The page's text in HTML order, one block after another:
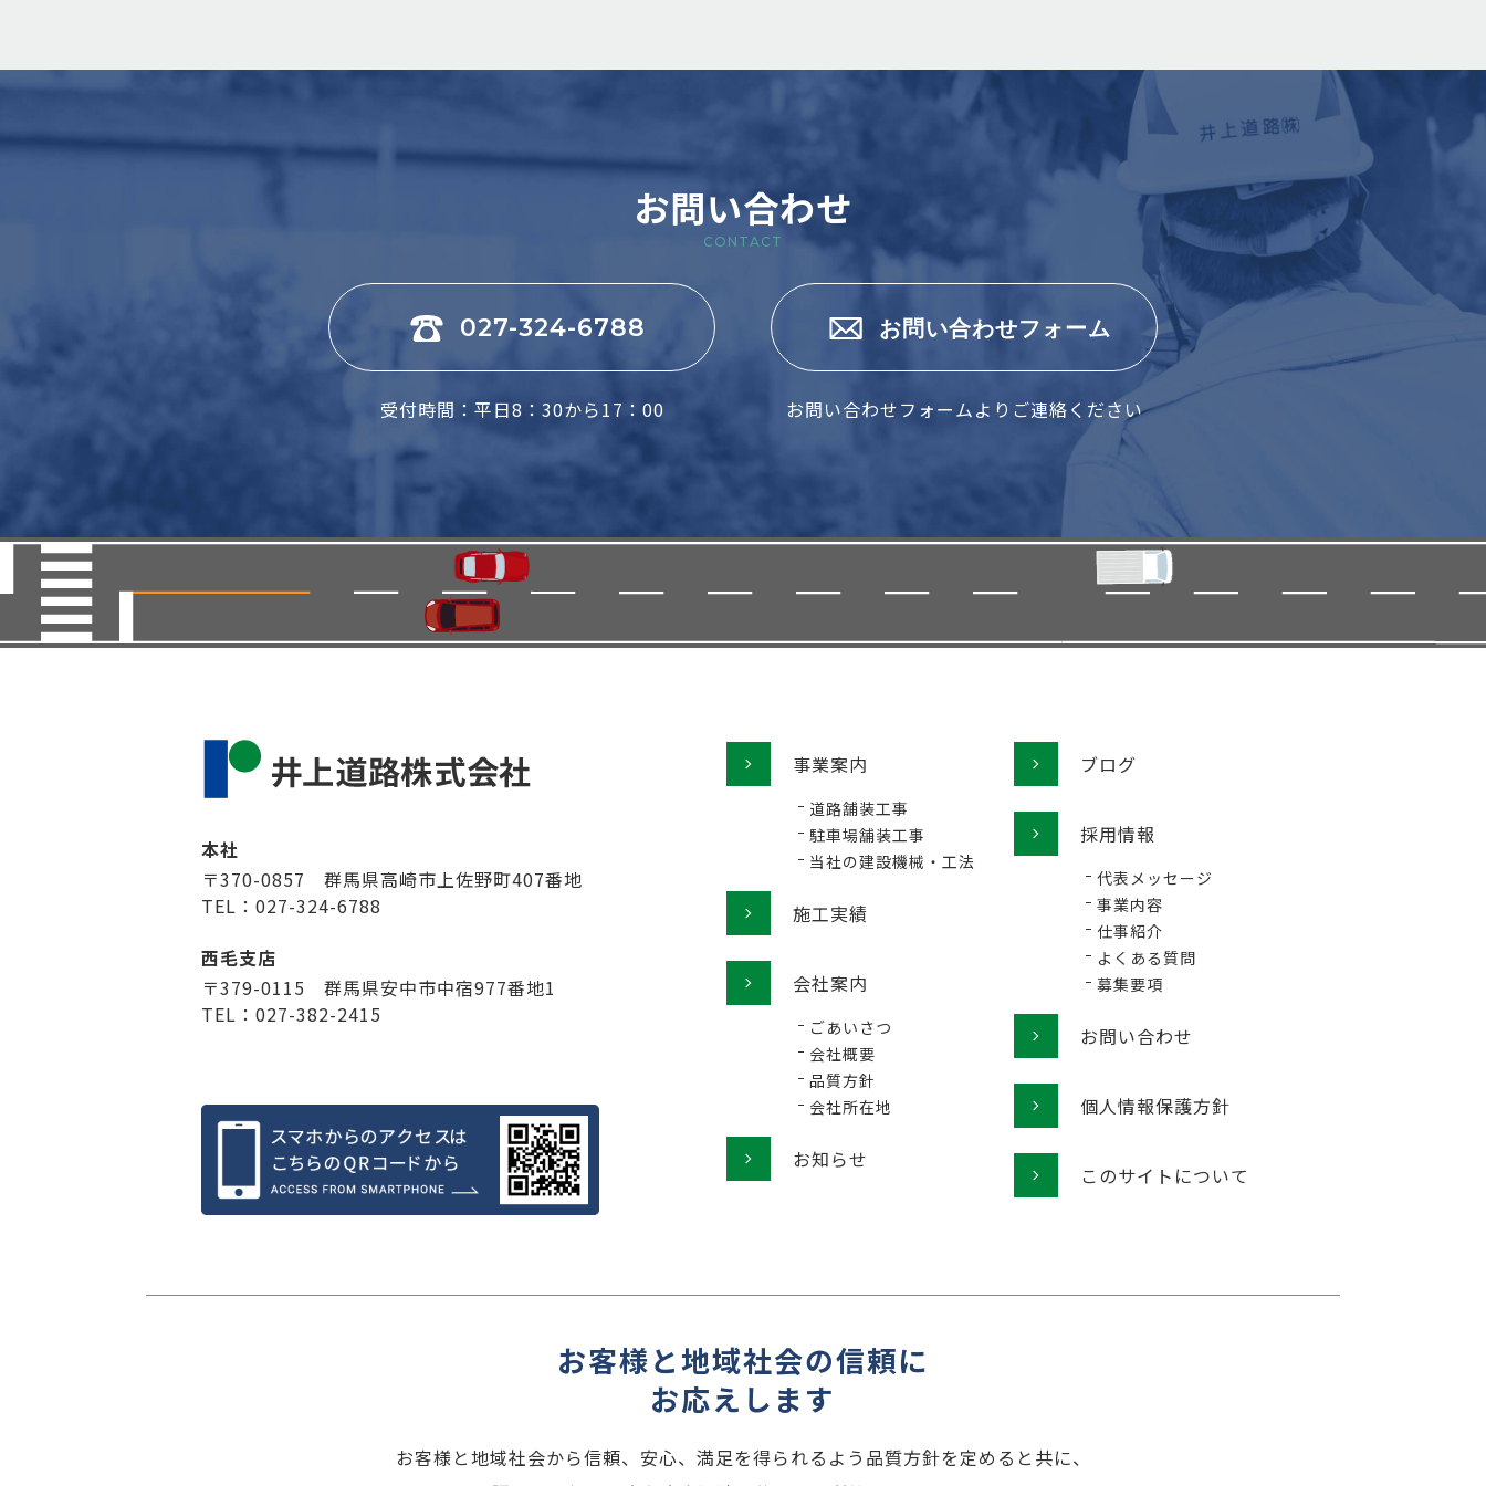
お問い合わせ
CONTACT
027-324-6788
受付時間：平日8：30から17：00
お問い合わせフォーム
お問い合わせフォームよりご連絡ください
本社
〒370-0857 群馬県高崎市上佐野町407番地
TEL：027-324-6788
西毛支店
〒379-0115 群馬県安中市中宿977番地1
TEL：027-382-2415
事業案内
道路舗装工事
駐車場舗装工事
当社の建設機械・工法
施工実績
会社案内
ごあいさつ
会社概要
品質方針
会社所在地
お知らせ
ブログ
採用情報
代表メッセージ
事業内容
仕事紹介
よくある質問
募集要項
お問い合わせ
個人情報保護方針
このサイトについて
お客様と地域社会の信頼に
お応えします
お客様と地域社会から信頼、安心、満足を得られるよう品質方針を定めると共に、